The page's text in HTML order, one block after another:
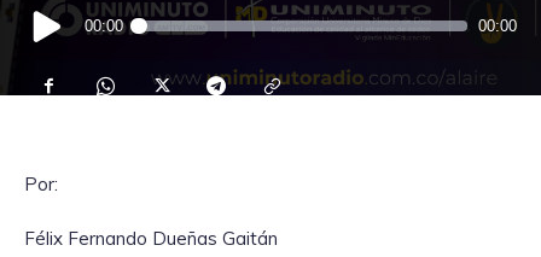
Reproductor
de
00:00 00:00
Por:
Félix Fernando Dueñas Gaitán